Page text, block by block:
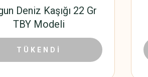
Deniz Kaşığı 22 Gr
TBY Modeli
35,59 TL
TÜKENDİ